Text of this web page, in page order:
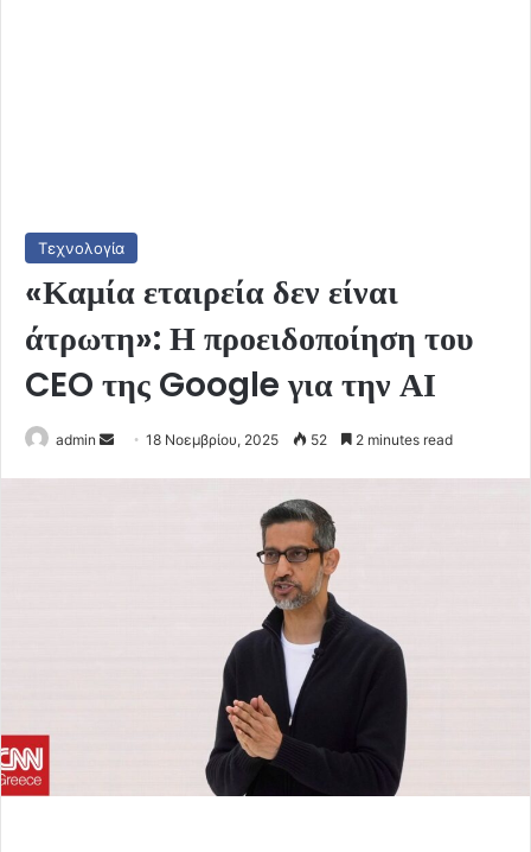
Τεχνολογία
«Καμία εταιρεία δεν είναι
άτρωτη»: Η προειδοποίηση του
CEO της Google για την ΑΙ
admin
Send18 Νοεμβρίου, 2025 52 2 minutes read